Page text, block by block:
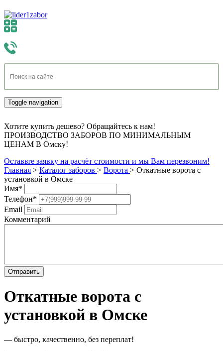
Toggle navigation
Хотите купить дешево? Обращайтесь к нам!
ПРОИЗВОДСТВО ЗАБОРОВ ПО МИНИМАЛЬНЫМ
ЦЕНАМ В Омску!
Оставьте заявку на расчёт стоимости и мы Вам перезвоним!
Главная > Каталог заборов > Ворота > Откатные ворота с
установкой в Омске
Имя*
Телефон*
Email
Комментарий
Откатные ворота с
установкой в Омске
— быстро, качественно, без переплат!